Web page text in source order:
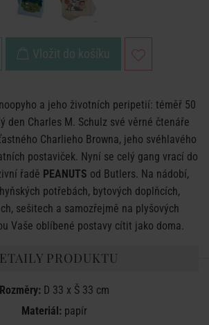
Vložit do košíku
a jeho životních peripetií: téměř 50
den Charles M. Schulz své věrné čtenáře
Charlieho Browna, jeho svéhlavého
postaviček. Nyní se celý gang vrací do
řadě PEANUTS od Butlers. Na nádobí,
potřebách, bytových doplňcích,
sešitech a samozřejmě na plyšových
Vaše oblíbené postavy cítit jako doma.
PRODUKTU
Rozměry:D 33 x Š 33 cm
Materiál:papír